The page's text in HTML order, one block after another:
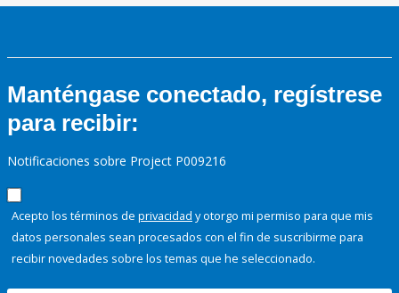
Manténgase conectado, regístrese
para recibir:
Notificaciones sobre Project P009216
Acepto los términos de privacidad y otorgo mi permiso para que mis
datos personales sean procesados con el fin de suscribirme para
recibir novedades sobre los temas que he seleccionado.